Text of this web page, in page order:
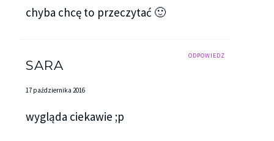
chyba chcę to przeczytać 🙂
ODPOWIEDZ
SARA
17 października 2016
wygląda ciekawie ;p